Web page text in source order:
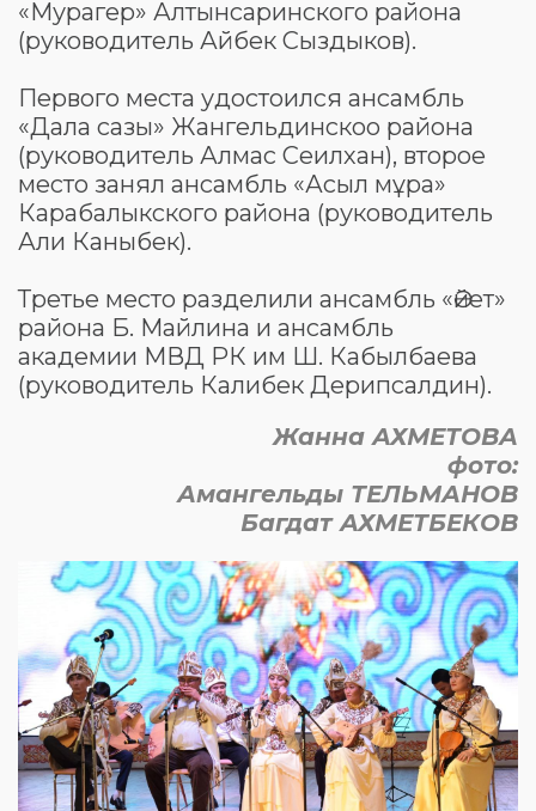
«Мурагер» Алтынсаринского района
(руководитель Айбек Сыздыков).
Первого места удостоился ансамбль
«Дала сазы» Жангельдинскоо района
(руководитель Алмас Сеилхан), второе
место занял ансамбль «Асыл мұра»
Карабалыкского района (руководитель
Али Каныбек).
Третье место разделили ансамбль «Әйет»
района Б. Майлина и ансамбль
академии МВД РК им Ш. Кабылбаева
(руководитель Калибек Дерипсалдин).
Жанна АХМЕТОВА
фото:
Амангельды ТЕЛЬМАНОВ
Багдат АХМЕТБЕКОВ